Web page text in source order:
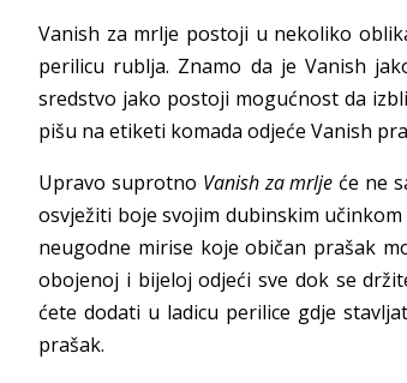
Vanish za mrlje postoji u nekoliko
perilicu rublja. Znamo da je Vanish
sredstvo jako postoji mogućnost da
pišu na etiketi komada odjeće Vanish
Upravo suprotno Vanish za mrlje će ne
osvježiti boje svojim dubinskim
neugodne mirise koje običan prašak
obojenoj i bijeloj odjeći sve dok se
ćete dodati u ladicu perilice gdje
prašak.